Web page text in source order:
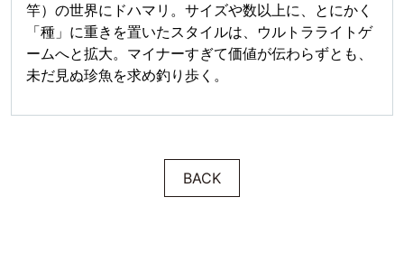
竿）の世界にドハマリ。サイズや数以上に、とにかく
「種」に重きを置いたスタイルは、ウルトラライトゲ
ームへと拡大。マイナーすぎて価値が伝わらずとも、
未だ見ぬ珍魚を求め釣り歩く。
BACK